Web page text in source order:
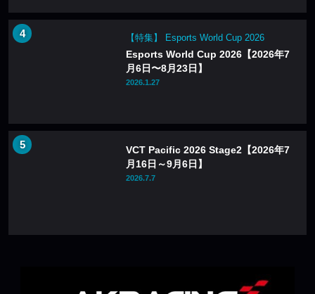
【特集】 Esports World Cup 2026
Esports World Cup 2026【2026年7
月6日〜8月23日】
2026.1.27
VCT Pacific 2026 Stage2【2026年7
月16日～9月6日】
2026.7.7